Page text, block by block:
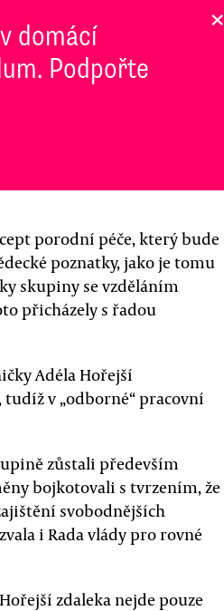
domácí
Podpořte
×
porodní péče, který bude
poznatky, jako je tomu
skupiny se vzděláním
přicházely s řadou
Adéla Hořejší
v „odborné“ pracovní
zůstali především
bojkotovali s tvrzením, že
svobodnějších
i Rada vlády pro rovné
zdaleka nejde pouze